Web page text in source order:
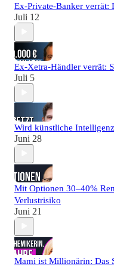
Ex-Private-Banker verrät:
Juli 12
Ex-Xetra-Händler verrät:
Juli 5
Wird künstliche
Juni 28
Mit Optionen 30–40%
Verlustrisiko
Juni 21
Mami ist Millionärin: Das